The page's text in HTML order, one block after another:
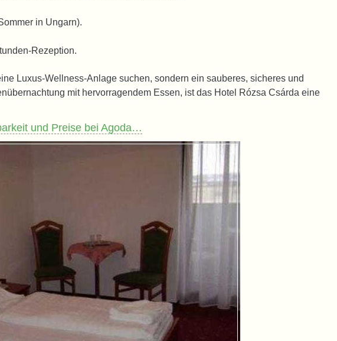
in Ungarn).
Rezeption.
Luxus-Wellness-Anlage suchen, sondern ein sauberes, sicheres und
mit hervorragendem Essen, ist das Hotel Rózsa Csárda eine
und Preise bei Agoda…